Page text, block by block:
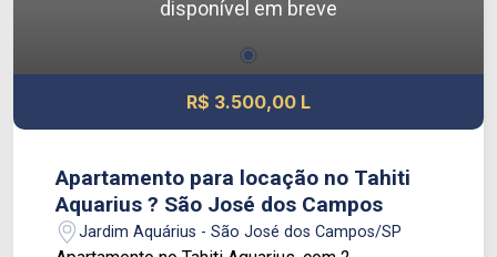
disponível em breve
R$ 3.500,00 L
Apartamento para locação no Tahiti
Aquarius ? São José dos Campos
Jardim Aquárius - São José dos Campos/SP